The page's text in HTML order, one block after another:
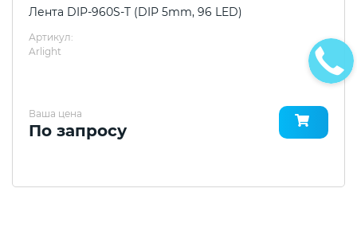
Лента DIP-960S-T (DIP 5mm, 96 LED)
Артикул:
Arlight
Ваша цена
По запросу